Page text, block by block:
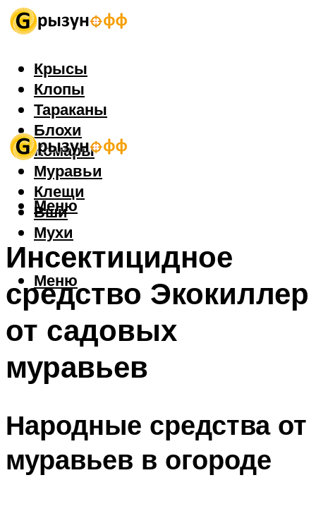
Крысы
Клопы
Тараканы
Блохи
Комары
Муравьи
Клещи
Вши
Мухи
Меню
Меню
Инсектицидное
средство Экокиллер
от садовых
муравьев
Народные средства от
муравьев в огороде